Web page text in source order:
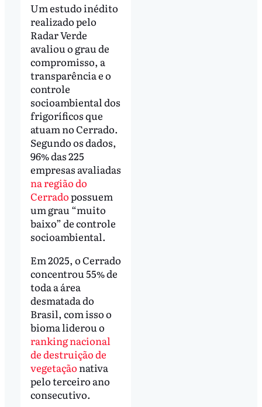
Um estudo inédito
realizado pelo
Radar Verde
avaliou o grau de
compromisso, a
transparência e o
controle
socioambiental dos
frigoríficos que
atuam no Cerrado.
Segundo os dados,
96% das 225
empresas avaliadas
na região do
Cerradopossuem
um grau “muito
baixo” de controle
socioambiental.
Em 2025, o Cerrado
concentrou 55% de
toda a área
desmatada do
Brasil, com isso o
bioma liderou o
ranking nacional
de destruição de
vegetação nativa
pelo terceiro ano
consecutivo.